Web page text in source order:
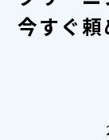
今すぐ